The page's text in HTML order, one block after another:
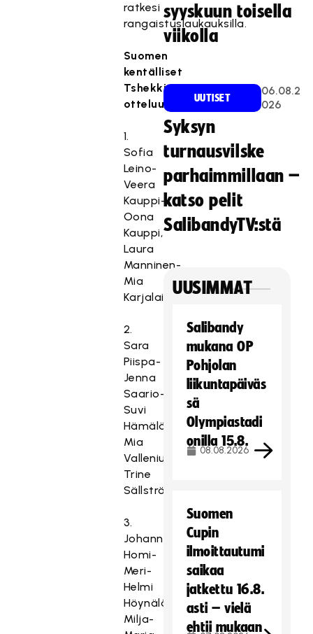
ratkesi
rangaistuslaukauksilla.
Suomen
kentälliset
Tshekki-
otteluun
1.
Sofia
Leino-
Veera
Kauppi-
Oona
Kauppi,
Laura
Manninen-
Mia
Karjalainen
2.
Sara
Piispa-
Jenna
Saario-
Suvi
Hämäläinen,
Mia
Vallenius-
Trine
Sällström
3.
Johanna
Homi-
Meri-
Helmi
Höynälä-
Milja-
syyskuun toisella
viikolla
UUTISET
06.08.2
026
Syksyn
turnausvilske
parhaimmillaan –
katso pelit
SalibandyTV:stä
UUSIMMAT
Salibandy
mukana OP
Pohjolan
liikuntapäiväs
sä
Olympiastadi
onilla 15.8.
08.08.2026
Suomen
Cupin
ilmoittautumi
saikaa
jatkettu 16.8.
asti – vielä
ehtii mukaan